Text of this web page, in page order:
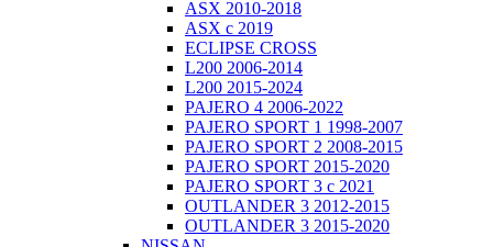
ASX 2010-2018
ASX с 2019
ECLIPSE CROSS
L200 2006-2014
L200 2015-2024
PAJERO 4 2006-2022
PAJERO SPORT 1 1998-2007
PAJERO SPORT 2 2008-2015
PAJERO SPORT 2015-2020
PAJERO SPORT 3 с 2021
OUTLANDER 3 2012-2015
OUTLANDER 3 2015-2020